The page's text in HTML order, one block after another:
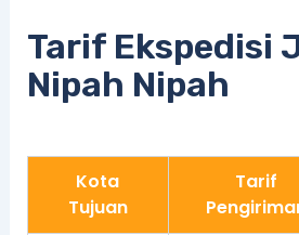
Tarif Ekspedisi
Nipah Nipah
Kota
Tujuan
Tarif